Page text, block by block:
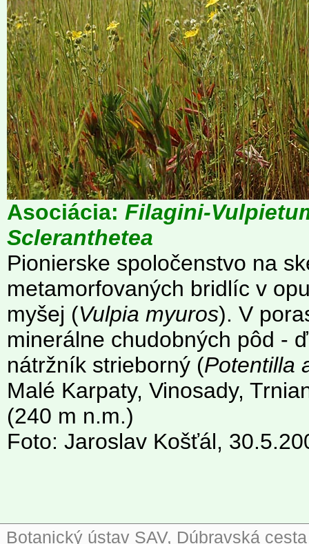
Asociácia: Filagini-
Scleranthetea
Pionierske spoločenstvo na
metamorfovaných bridlíc v
myšej (Vulpia myuros). V
minerálne chudobných pôd -
nátržník strieborný (Potentilla
Malé Karpaty, Vinosady,
(240 m n.m.)
Foto: Jaroslav Košťál,
Botanický ústav SAV, Dúbravská